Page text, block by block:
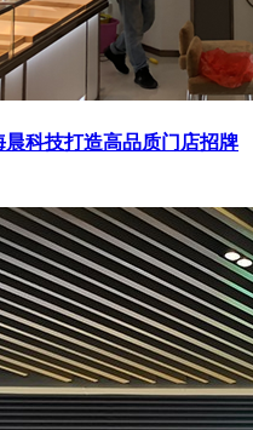
科技打造高品质门店招牌